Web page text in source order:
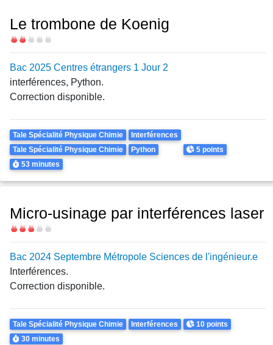
Le trombone de Koenig
Difficulté
Bac 2025 Centres étrangers 1 Jour 2
interférences, Python.
Correction disponible.
Theme
Tale Spécialité Physique Chimie
Interférences
Tale Spécialité Physique Chimie
Python Points
5 points
Durée
53 minutes
Micro-usinage par interférences laser
Difficulté
Bac 2024 Septembre Métropole Sciences de l'ingénieur.e
Interférences.
Correction disponible.
Theme
Tale Spécialité Physique Chimie Interférences Points
10 points
Durée
30 minutes